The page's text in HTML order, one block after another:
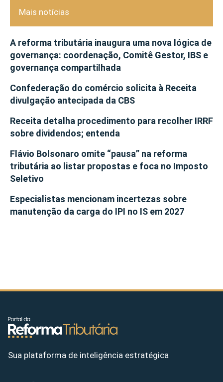
Mais notícias
A reforma tributária inaugura uma nova lógica de
governança: coordenação, Comitê Gestor, IBS e
governança compartilhada
Confederação do comércio solicita à Receita
divulgação antecipada da CBS
Receita detalha procedimento para recolher IRRF
sobre dividendos; entenda
Flávio Bolsonaro omite “pausa” na reforma
tributária ao listar propostas e foca no Imposto
Seletivo
Especialistas mencionam incertezas sobre
manutenção da carga do IPI no IS em 2027
Sua plataforma de inteligência estratégica